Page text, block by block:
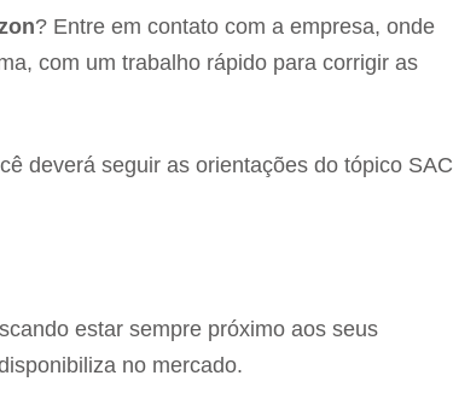
? Entre em contato com a empresa, onde
com um trabalho rápido para corrigir as
deverá seguir as orientações do tópico SAC
estar sempre próximo aos seus
no mercado.